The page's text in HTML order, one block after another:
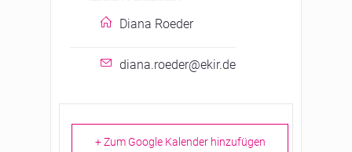
Diana Roeder
diana.roeder@ekir.de
+ Zum Google Kalender hinzufügen